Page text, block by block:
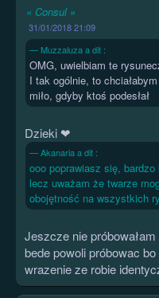
« Consul »
31/01/2018 21:09
Muzzaluza a dit :
OMG, uwielbiam te
I tak ogólnie, to
miło, gdyby ktoś podesłał
Dzieki ❤
Akanaria a dit :
ooo poprawiasz się,
lecz uważam że twarze
obojętność na wszystkich
Jeszcze nie
bede powoli próbowac
wrazenie ze robie